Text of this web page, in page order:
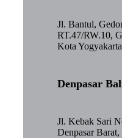
Jl. Bantul,
RT.47/RW.10,
Kota
Denpasar
Jl. Kebak Sari
Denpasar